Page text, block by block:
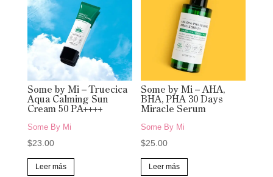
Some by Mi – Truecica
Aqua Calming Sun
Cream 50 PA++++
Some By Mi
$23.00
Leer más
Some by Mi – AHA,
BHA, PHA 30 Days
Miracle Serum
Some By Mi
$25.00
Leer más